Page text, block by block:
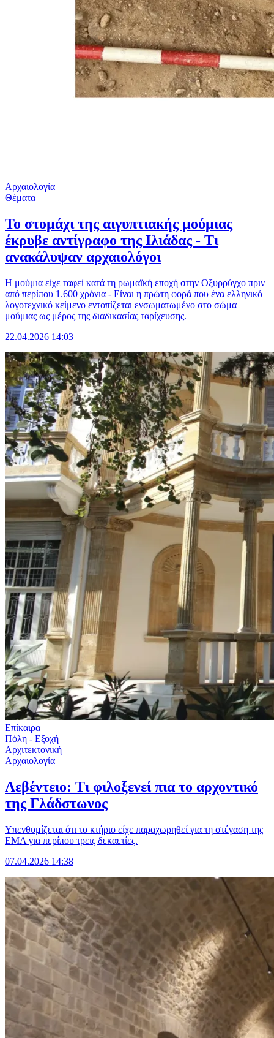
Αρχαιολογία
Θέματα
Το στομάχι της αιγυπτιακής μούμιας
έκρυβε αντίγραφο της Ιλιάδας - Τι
ανακάλυψαν αρχαιολόγοι
Η μούμια είχε ταφεί κατά τη ρωμαϊκή εποχή στην Οξυρρύγχο πριν
από περίπου 1.600 χρόνια - Είναι η πρώτη φορά που ένα ελληνικό
λογοτεχνικό κείμενο εντοπίζεται ενσωματωμένο στο σώμα
μούμιας ως μέρος της διαδικασίας ταρίχευσης.
22.04.2026 14:03
Επίκαιρα
Πόλη - Εξοχή
Αρχιτεκτονική
Αρχαιολογία
Λεβέντειο: Τι φιλοξενεί πια το αρχοντικό
της Γλάδστωνος
Υπενθυμίζεται ότι το κτήριο είχε παραχωρηθεί για τη στέγαση της
ΕΜΑ για περίπου τρεις δεκαετίες.
07.04.2026 14:38